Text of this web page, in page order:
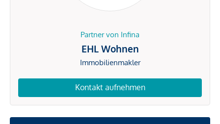
Partner von Infina
EHL Wohnen
Immobilienmakler
Kontakt aufnehmen